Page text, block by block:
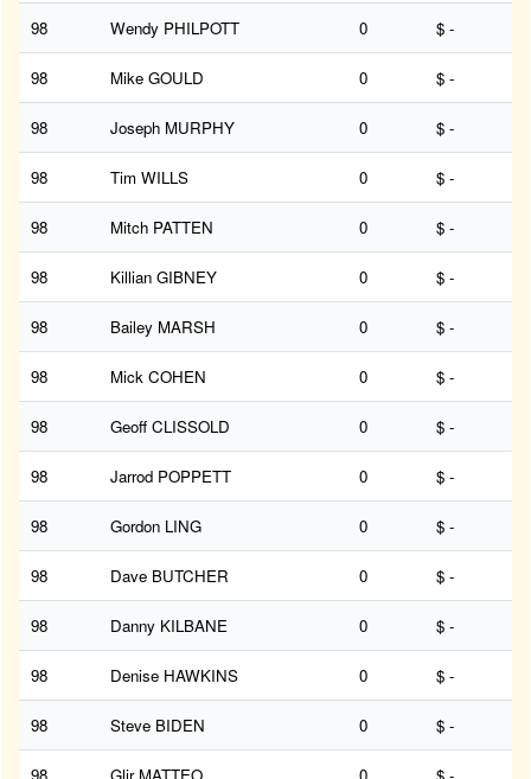
98 Wendy PHILPOTT 0 $ -
98 Mike GOULD 0 $ -
98 Joseph MURPHY 0 $ -
98 Tim WILLS 0 $ -
98 Mitch PATTEN 0 $ -
98 Killian GIBNEY 0 $ -
98 Bailey MARSH 0 $ -
98 Mick COHEN 0 $ -
98 Geoff CLISSOLD 0 $ -
98 Jarrod POPPETT 0 $ -
98 Gordon LING 0 $ -
98 Dave BUTCHER 0 $ -
98 Danny KILBANE 0 $ -
98 Denise HAWKINS 0 $ -
98 Steve BIDEN 0 $ -